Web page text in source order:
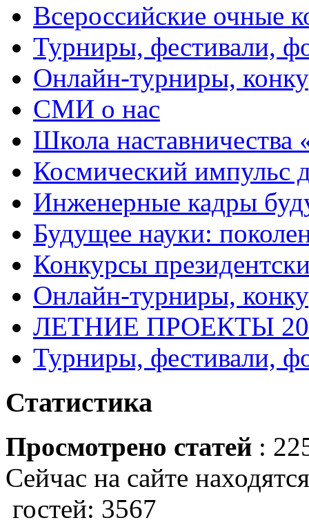
Всероссийские очные
Турниры, фестивали,
Онлайн-турниры,
СМИ о нас
Школа
Космический импульс
Инженерные кадры
Будущее науки:
Конкурсы
Онлайн-турниры,
ЛЕТНИЕ ПРОЕКТЫ
Турниры, фестивали,
Статистика
Просмотрено статей :
Сейчас на сайте
гостей: 3567